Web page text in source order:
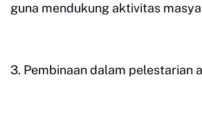
guna mendukung aktivitas
3. Pembinaan dalam pelestarian